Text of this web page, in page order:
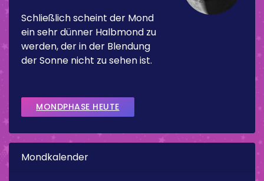
Schließlich scheint der Mond
ein sehr dünner Halbmond zu
werden, der in der Blendung
der Sonne nicht zu sehen ist.
MONDPHASE HEUTE
Mondkalender